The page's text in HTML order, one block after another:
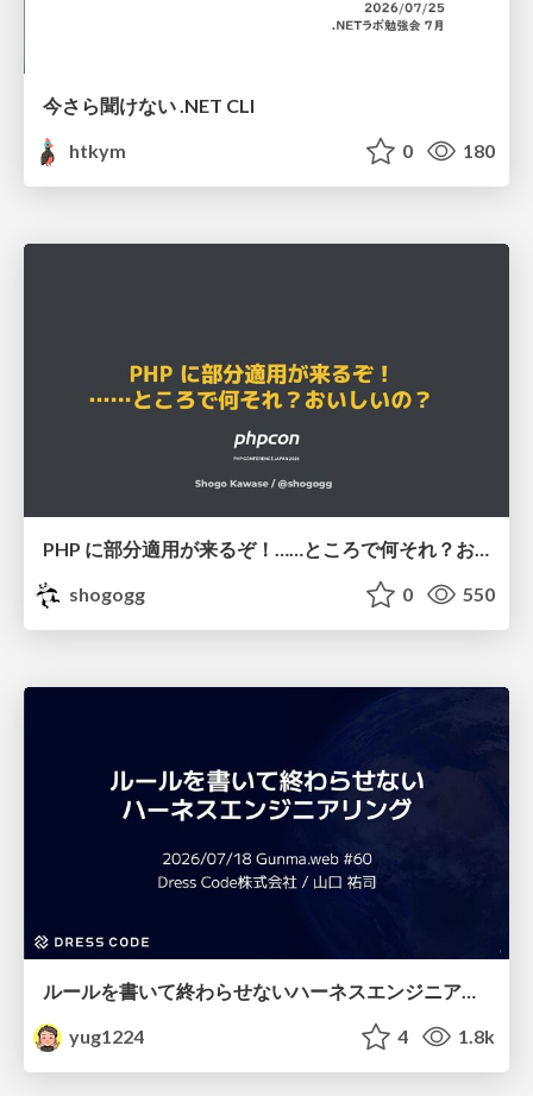
今さら聞けない .NET CLI
htkym
0 180
shogogg
0 550
ルールを書いて終わらせないハーネスエンジニアリング
yug1224
4 1.8k